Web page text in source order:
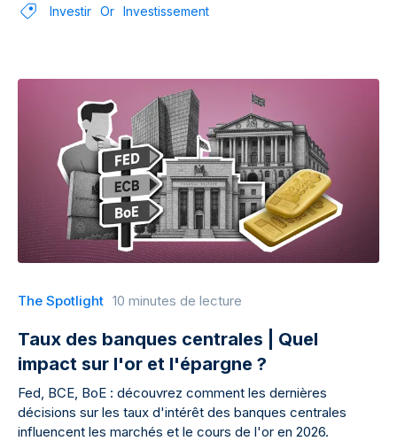
Investir Or Investissement
The Spotlight 10 minutes de lecture
Taux des banques centrales | Quel
impact sur l'or et l'épargne ?
Fed, BCE, BoE : découvrez comment les dernières
décisions sur les taux d'intérêt des banques centrales
influencent les marchés et le cours de l'or en 2026.